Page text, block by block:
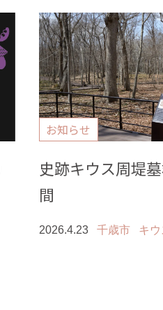
お知らせ
史跡キウス周堤
間
2026.4.23 千歳市 キ